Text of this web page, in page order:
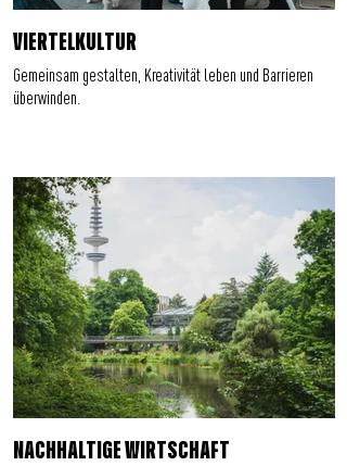
VIERTELKULTUR
Gemeinsam gestalten, Kreativität leben und Barrieren
überwinden.
NACHHALTIGE WIRTSCHAFT